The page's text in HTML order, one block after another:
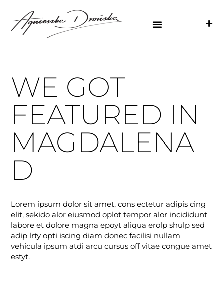
WE GOT
FEATURED IN
MAGDALENA
D
Lorem ipsum dolor sit amet, cons ectetur adipis cing
elit, sekido alor eiusmod oplot tempor alor incididunt
labore et dolore magna epoyt aliqua erolp shulp sed
adip lrty opti iscing diam donec facilisi nullam
vehicula ipsum atdi arcu cursus off vitae congue amet
estyt.